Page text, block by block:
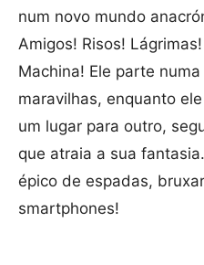
num novo mundo
Amigos! Risos!
Machina! Ele parte
maravilhas, enquanto
um lugar para outro,
que atraia a sua
épico de espadas,
smartphones!